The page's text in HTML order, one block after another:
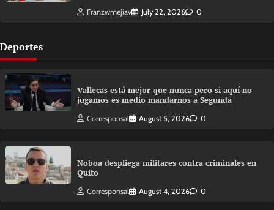
Franzwmejiav July 22, 2026 0
Deportes
Vallecas está mejor que nunca pero si aquí no
jugamos es medio mandarnos a Segunda
Corresponsal August 5, 2026 0
Noboa despliega militares contra criminales en
Quito
Corresponsal August 4, 2026 0